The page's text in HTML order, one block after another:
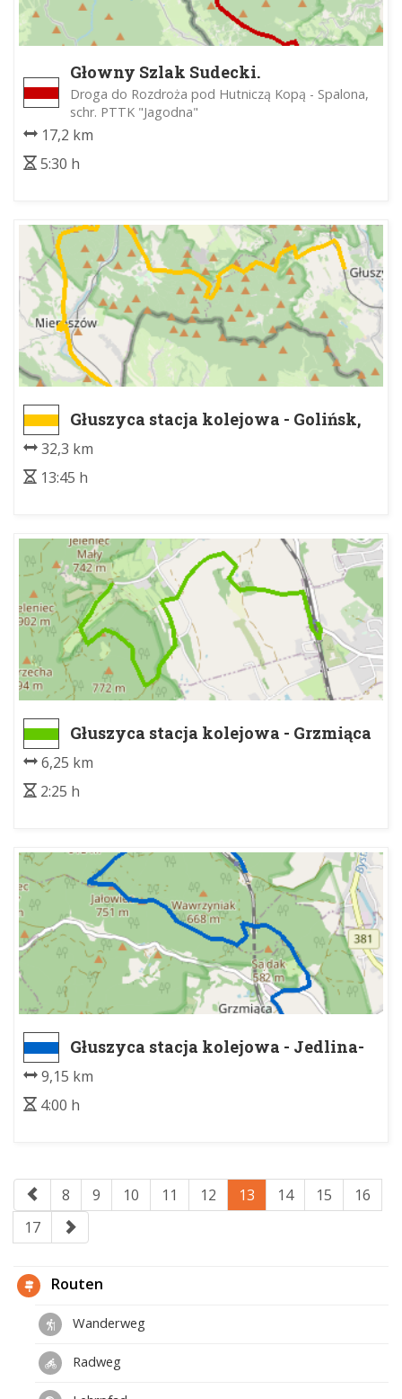
Głowny Szlak Sudecki.
Droga do Rozdroża pod Hutniczą Kopą - Spalona,
schr. PTTK "Jagodna"
17,2 km
5:30 h
Głuszyca stacja kolejowa - Golińsk,
granica państwa
32,3 km
13:45 h
Głuszyca stacja kolejowa - Grzmiąca
6,25 km
2:25 h
Głuszyca stacja kolejowa - Jedlina-
Zdrój, st. kol.
9,15 km
4:00 h
8 9 10 11 12 13 14 15
16
17
Routen
Wanderweg
Radweg